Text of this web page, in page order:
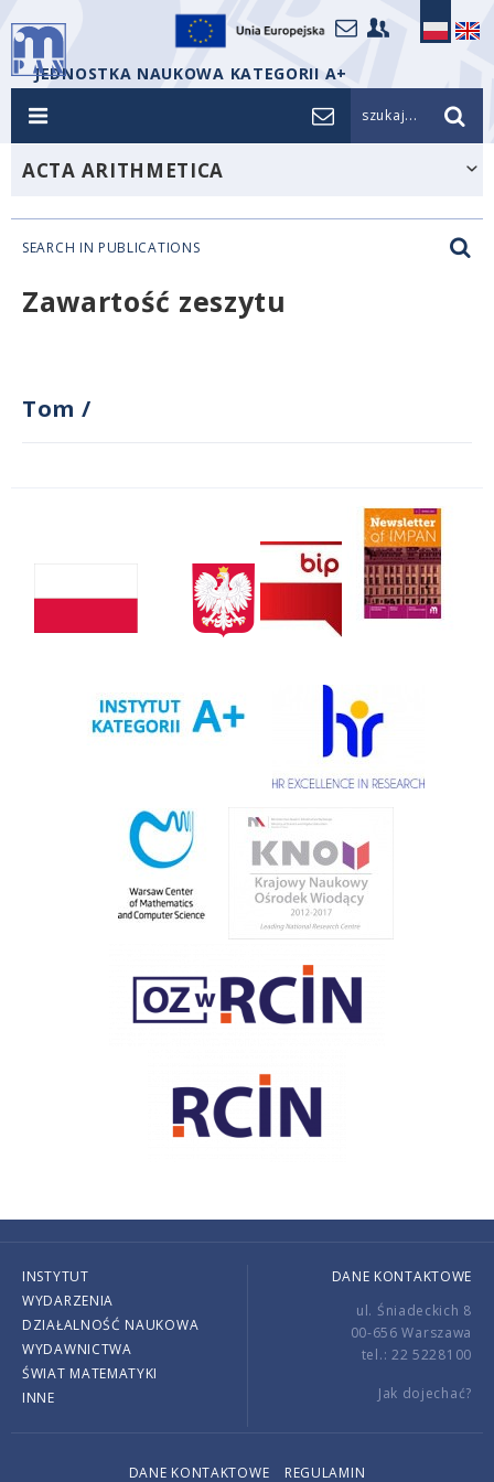
JEDNOSTKA NAUKOWA KATEGORII A+
szukaj...
ACTA ARITHMETICA
SEARCH IN PUBLICATIONS
Zawartość zeszytu
Tom /
INSTYTUT
WYDARZENIA
DZIAŁALNOŚĆ NAUKOWA
WYDAWNICTWA
ŚWIAT MATEMATYKI
INNE
DANE KONTAKTOWE
ul. Śniadeckich 8
00-656 Warszawa
tel.: 22 5228100
Jak dojechać?
DANE KONTAKTOWE REGULAMIN